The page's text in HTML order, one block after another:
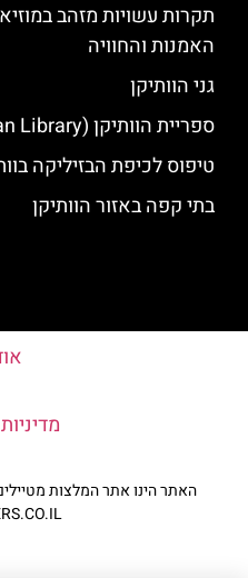
תקרות עשויות מזהב
האמנות והחוויה
גני הוותיקן
ספריית הוותיקן (Vatican Library)
טיפוס לכיפת הבזיליקה
בתי קפה באזור הוותיקן
האתר הינו אתר המלצות